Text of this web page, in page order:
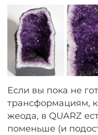
Если вы пока не
трансформациям,
жеода, в QUARZ
поменьше (и